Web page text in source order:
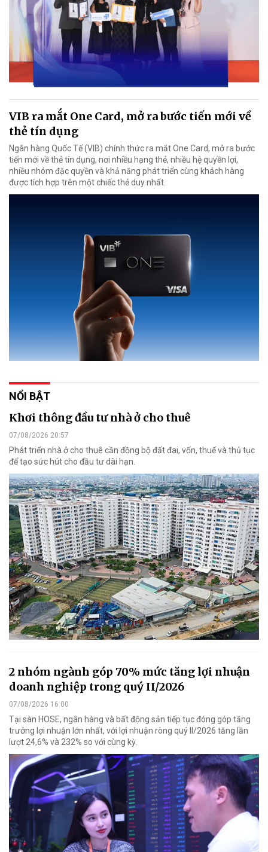
VIB ra mắt One Card, mở ra bước tiến mới về
thẻ tín dụng
Ngân hàng Quốc Tế (VIB) chính thức ra mắt One Card, mở ra bước
tiến mới về thẻ tín dụng, nơi nhiều hạng thẻ, nhiều hệ quyền lợi,
nhiều nhóm đặc quyền và khả năng phát triển cùng khách hàng
được tích hợp trên một chiếc thẻ duy nhất.
NỔI BẬT
Khơi thông đầu tư nhà ở cho thuê
07/08/2026 20:57
Phát triển nhà ở cho thuê cần đồng bộ đất đai, vốn, thuế và thủ tục
để tạo sức hút cho đầu tư dài hạn.
2 nhóm ngành góp 70% mức tăng lợi nhuận
doanh nghiệp trong quý II/2026
07/08/2026 16:00
Tại sàn HOSE, ngân hàng và bất động sản tiếp tục đóng góp tăng
trưởng lợi nhuận lớn nhất, với lợi nhuận ròng quý II/2026 tăng lần
lượt 24,6% và 232% so với cùng kỳ.